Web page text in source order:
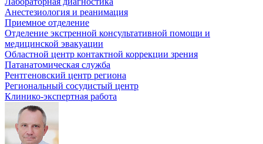
Анестезиология и реанимация
Приемное отделение
Отделение экстренной консультативной помощи и
медицинской эвакуации
Областной центр контактной коррекции зрения
Патанатомическая служба
Рентгеновский центр региона
Региональный сосудистый центр
Клинико-экспертная работа